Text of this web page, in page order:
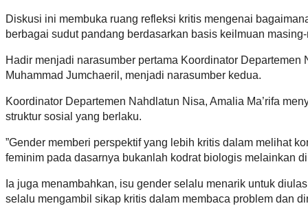
Diskusi ini membuka ruang refleksi kritis mengenai
berbagai sudut pandang berdasarkan basis keilmuan
Hadir menjadi narasumber pertama Koordinator
Muhammad Jumchaeril, menjadi narasumber kedua.
Koordinator Departemen Nahdlatun Nisa, Amalia Ma’rifa
struktur sosial yang berlaku.
”Gender memberi perspektif yang lebih kritis dalam melihat
feminim pada dasarnya bukanlah kodrat biologis melainkan
Ia juga menambahkan, isu gender selalu menarik untuk
selalu mengambil sikap kritis dalam membaca problem dan